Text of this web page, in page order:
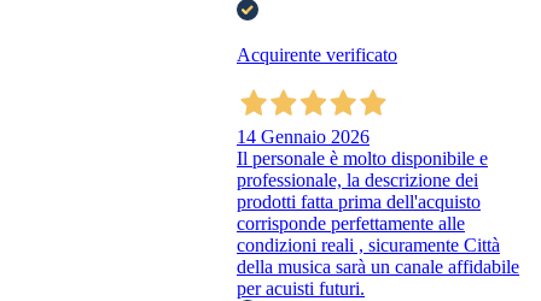
Acquirente verificato
14 Gennaio 2026
Il personale è molto disponibile e
professionale, la descrizione dei
prodotti fatta prima dell'acquisto
corrisponde perfettamente alle
condizioni reali , sicuramente Città
della musica sarà un canale affidabile
per acuisti futuri.